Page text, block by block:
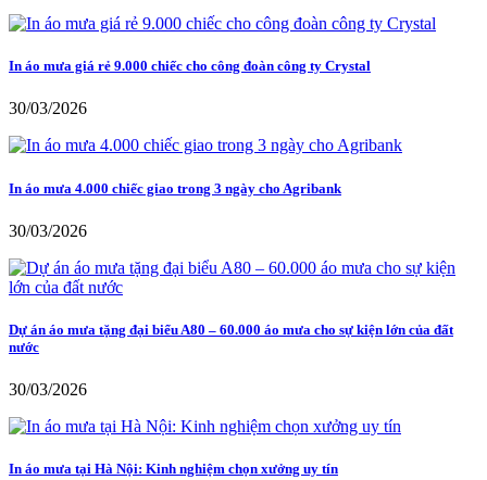
In áo mưa giá rẻ 9.000 chiếc cho công đoàn công ty Crystal
30/03/2026
In áo mưa 4.000 chiếc giao trong 3 ngày cho Agribank
30/03/2026
Dự án áo mưa tặng đại biểu A80 – 60.000 áo mưa cho sự kiện lớn của đất
nước
30/03/2026
In áo mưa tại Hà Nội: Kinh nghiệm chọn xưởng uy tín